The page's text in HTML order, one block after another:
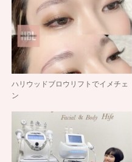
ハリウッドブロウリフトでイメチェ
ン